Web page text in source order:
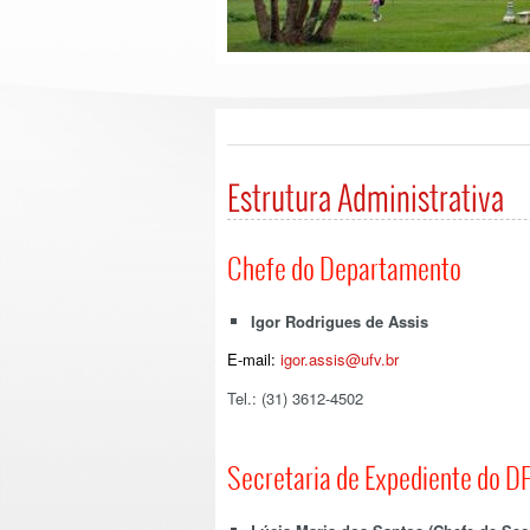
Estrutura Administrativa
Chefe do Departamento
Igor Rodrigues de Assis
E-mail: igor.assis@ufv.br
Tel.: (31) 3612-4502
Secretaria de Expediente do